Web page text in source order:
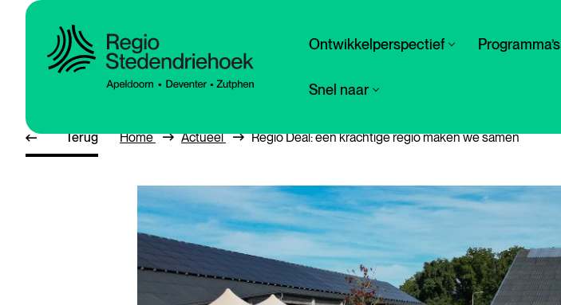
Ontwikkelperspectief Programma’s
Snel naar
Terug Home Actueel Regio Deal: een krachtige regio maken we samen